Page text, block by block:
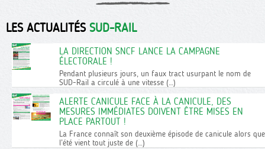
LES ACTUALITÉS SUD-RAIL
LA DIRECTION SNCF LANCE LA CAMPAGNE
ÉLECTORALE !
Pendant plusieurs jours, un faux tract usurpant le nom de
SUD-Rail a circulé à une vitesse (…)
ALERTE CANICULE FACE À LA CANICULE, DES
MESURES IMMÉDIATES DOIVENT ÊTRE MISES EN
PLACE PARTOUT !
La France connaît son deuxième épisode de canicule alors que
l’été vient tout juste de (…)